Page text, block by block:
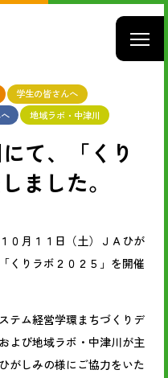
学生の皆さんへ
地域ラボ・中津川
て、「くり
ました。
０月１１日（土）ＪＡひが
くりラボ２０２５」を開催
テム経営学環まちづくりデ
よび地域ラボ・中津川が主
がしみの様にご協力をいた